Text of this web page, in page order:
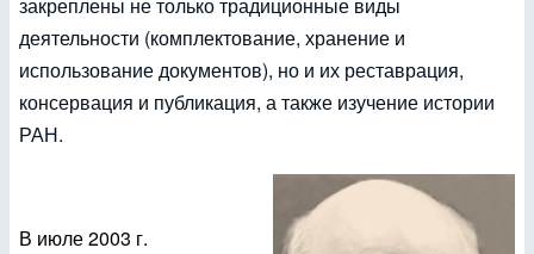
деятельности (комплектование, хранение и
использование документов), но и их реставрация,
консервация и публикация, а также изучение истории
РАН.
В июле 2003 г.